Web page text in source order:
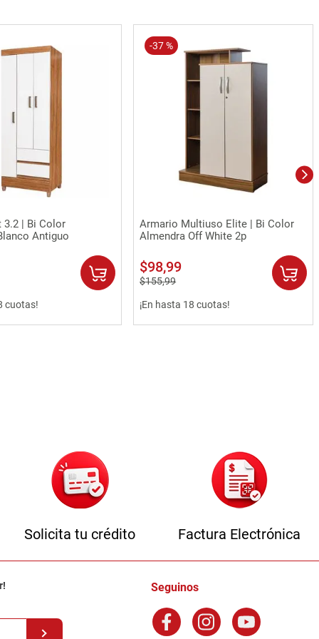
Vista rápida
3.2 | Bi Color
Antiguo
cuotas!
-37 %
Vista rápida
Armario Multiuso Elite | Bi Color
Almendra Off White 2p
$98,99
$155,99
¡En hasta 18 cuotas!
Solicita tu crédito Factura Electrónica
Seguinos